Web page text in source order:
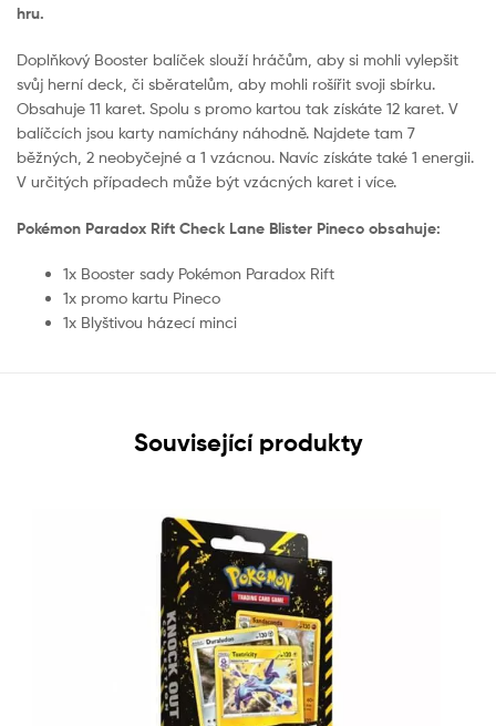
hru.
Doplňkový Booster balíček slouží hráčům, aby si mohli vylepšit
svůj herní deck, či sběratelům, aby mohli rošířit svoji sbírku.
Obsahuje 11 karet. Spolu s promo kartou tak získáte 12 karet. V
balíčcích jsou karty namíchány náhodně. Najdete tam 7
běžných, 2 neobyčejné a 1 vzácnou. Navíc získáte také 1 energii.
V určitých případech může být vzácných karet i více.
Pokémon Paradox Rift Check Lane Blister Pineco obsahuje:
1x Booster sady Pokémon Paradox Rift
1x promo kartu Pineco
1x Blyštivou házecí minci
Související produkty